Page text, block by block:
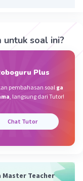
untuk soal ini?
Plus
pembahasan soalga
, langsung dari Tutor!
Chat Tutor
Master Teacher